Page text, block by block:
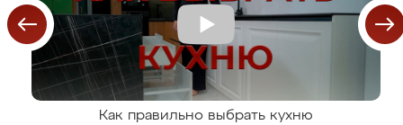
Как правильно выбрать кухню